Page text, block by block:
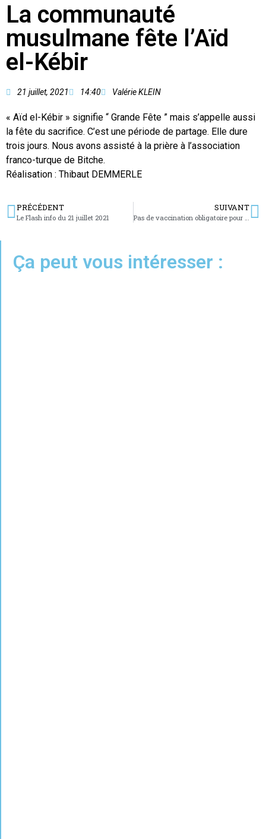
La communauté
musulmane fête l’Aïd
el-Kébir
21 juillet, 2021 14:40 Valérie KLEIN
« Aïd el-Kébir » signifie “ Grande Fête ” mais s’appelle aussi
la fête du sacrifice. C’est une période de partage. Elle dure
trois jours. Nous avons assisté à la prière à l’association
franco-turque de Bitche.
Réalisation : Thibaut DEMMERLE
PRÉCÉDENT
Le Flash info du 21 juillet 2021
SUIVANT
Pas de vaccination obligatoire pour la police qui va contrôler…
Ça peut vous intéresser :